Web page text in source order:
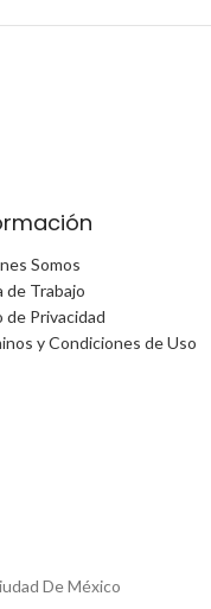
Somos
de Trabajo
de Privacidad
y Condiciones de Uso
De México